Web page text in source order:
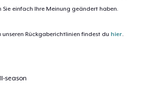
Sie einfach Ihre Meinung geändert haben.
Rückgaberichtlinien findest du hier.
season